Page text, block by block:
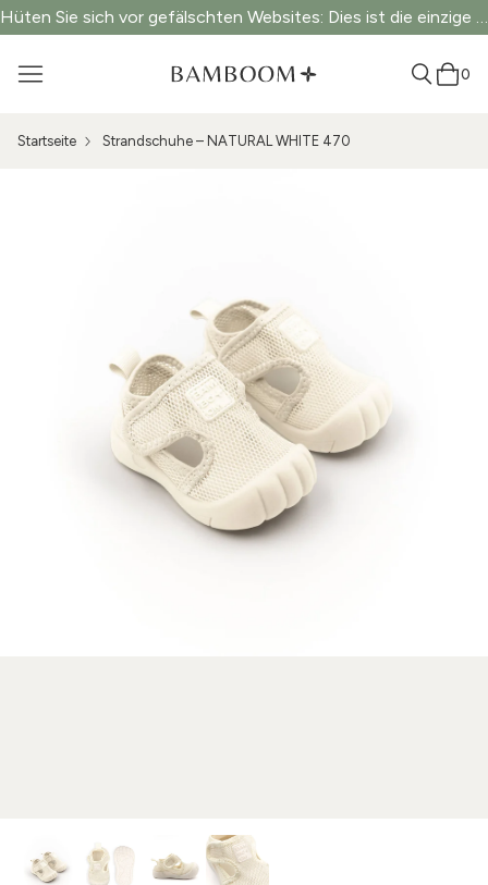
Hüten Sie sich vor gefälschten Websites: Dies ist die einzige offizielle Website.
0
Startseite Strandschuhe – NATURAL WHITE 470